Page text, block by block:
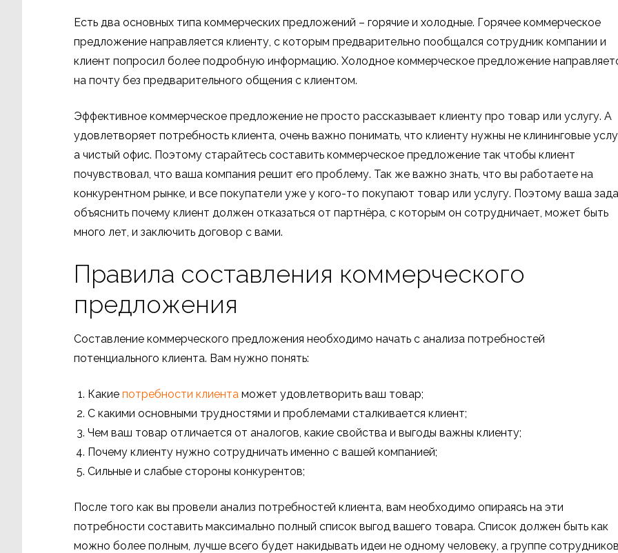
Есть два основных типа коммерческих предложений – горячие и холодные. Горячее коммерческое
предложение направляется клиенту, с которым предварительно пообщался сотрудник компании и
клиент попросил более подробную информацию. Холодное коммерческое предложение
на почту без предварительного общения с клиентом.
Эффективное коммерческое предложение не просто рассказывает клиенту про товар или услугу. А
удовлетворяет потребность клиента, очень важно понимать, что клиенту нужны не клининговые
а чистый офис. Поэтому старайтесь составить коммерческое предложение так чтобы клиент
почувствовал, что ваша компания решит его проблему. Так же важно знать, что вы работаете на
конкурентном рынке, и все покупатели уже у кого-то покупают товар или услугу. Поэтому ваша
объяснить почему клиент должен отказаться от партнёра, с которым он сотрудничает, может быть
много лет, и заключить договор с вами.
Правила составления коммерческого
предложения
Составление коммерческого предложения необходимо начать с анализа потребностей
потенциального клиента. Вам нужно понять:
Какие потребности клиента может удовлетворить ваш товар;
С какими основными трудностями и проблемами сталкивается клиент;
Чем ваш товар отличается от аналогов, какие свойства и выгоды важны клиенту;
Почему клиенту нужно сотрудничать именно с вашей компанией;
Сильные и слабые стороны конкурентов;
После того как вы провели анализ потребностей клиента, вам необходимо опираясь на эти
потребности составить максимально полный список выгод вашего товара. Список должен быть как
можно более полным, лучше всего будет накидывать идеи не одному человеку, а группе